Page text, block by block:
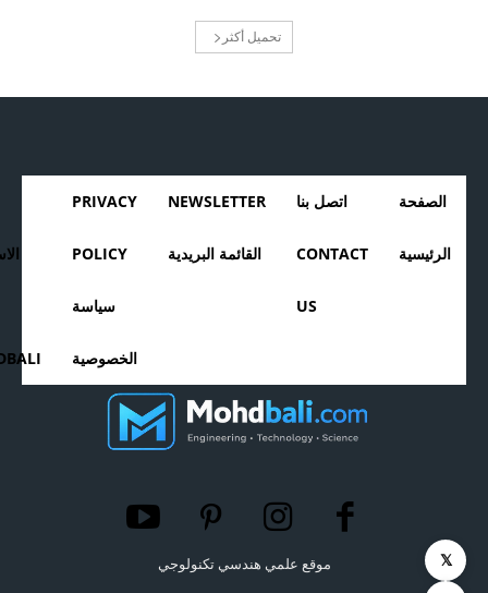
تحميل أكثر
الصفحة
الرئيسية
اتصل بنا
CONTACT
US
NEWSLETTER
القائمة البريدية
PRIVACY
POLICY
سياسة
الخصوصية
موقع علمي هندسي تكنولوجي 𝕏